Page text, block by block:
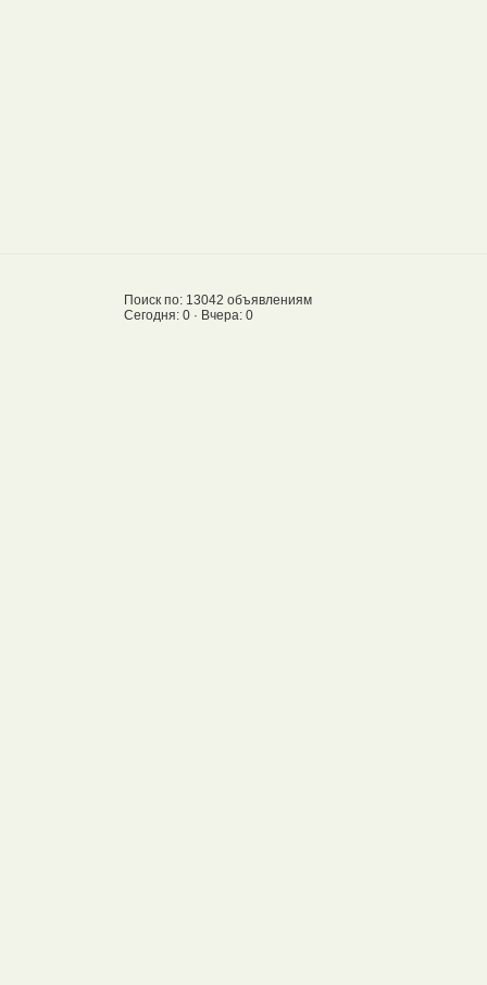
Поиск по: 13042 объявлениям
Сегодня: 0 · Вчера: 0